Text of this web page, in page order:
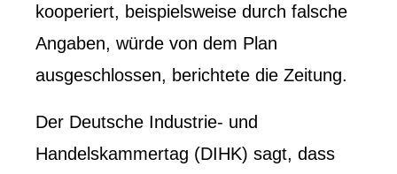
kooperiert, beispielsweise durch falsche
Angaben, würde von dem Plan
ausgeschlossen, berichtete die Zeitung.
Der Deutsche Industrie- und
Handelskammertag (DIHK) sagt, dass